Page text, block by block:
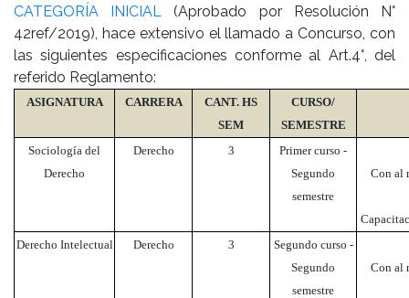
CATEGORÍA INICIAL
(Aprobado por Resolución N°
42ref/2019), hace extensivo el llamado a Concurso, con
las siguientes especificaciones conforme al Art.4°, del
referido Reglamento:
ASIGNATURA CARRERA
CANT. HS
SEM
CURSO/
SEMESTRE
Sociología del
Derecho
Derecho 3
Primer curso -
Segundo
semestre
Con al
Derecho Intelectual
Derecho 3
Segundo curso -
Segundo
semestre
Con al